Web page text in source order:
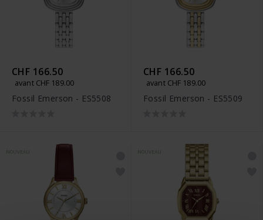
CHF 166.50
avant CHF 189.00
Fossil Emerson - ES5508
CHF 166.50
avant CHF 189.00
Fossil Emerson - ES5509